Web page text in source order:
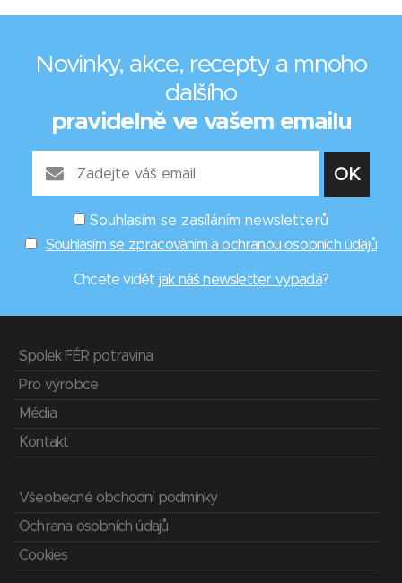
Novinky, akce, recepty a mnoho
dalšího
pravidelně ve vašem emailu
Souhlasím se zasíláním newsletterů
Souhlasím se zpracováním a ochranou osobních údajů
Chcete vidět jak náš newsletter vypadá?
Spolek FÉR potravina
Pro výrobce
Média
Kontakt
Všeobecné obchodní podmínky
Ochrana osobních údajů
Cookies